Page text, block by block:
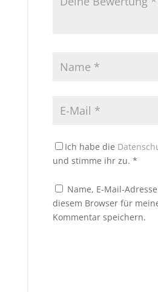
Ich habe die
und stimme ihr zu. *
Name, E-Mail-
diesem Browser für
Kommentar speichern.